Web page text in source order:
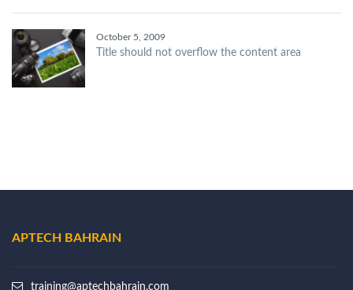
October 5, 2009
Title should not overflow the content area
APTECH BAHRAIN
training@aptechbahrain.com